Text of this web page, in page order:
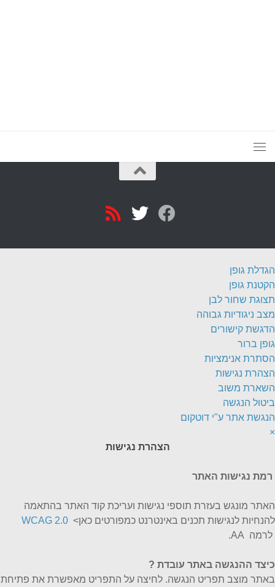
הגדלת גופן
הקטנת גופן
תצוגת שחור לבן
מצב ניגודיות גבוהה
הדגשת קישורים
גופן ברור
הסתרת אנימציות
הצהרת נגישות
השארת משוב
ביטול הנגשה
הנגשת אתר ע"י דוטקום
×
הצהרת נגישות
רמת נגישות האתר
האתר מונגש בעזרת תוספי נגישות ועריכת קוד האתר בהתאמה
להנחיות לנגישות תכנים באינטרנט כמפורטים כאן> WCAG 2.0
לרמה AA.
כיצד ההנגשה באתר עובדת ?
באתר מוצב תפריט הנגשה. לחיצה על התפריט מאפשרת את פתיחת